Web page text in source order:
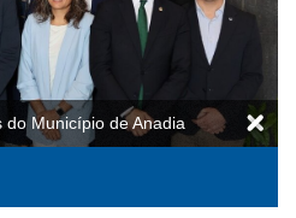
Município de Anadia